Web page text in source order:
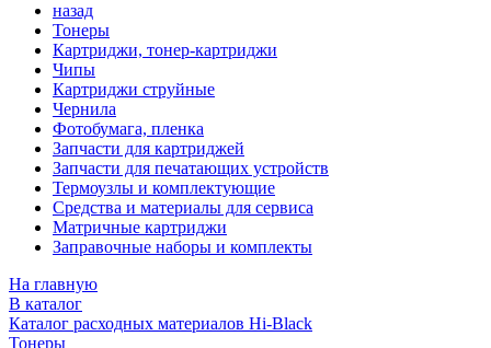
назад
Тонеры
Картриджи, тонер-картриджи
Чипы
Картриджи струйные
Чернила
Фотобумага, пленка
Запчасти для картриджей
Запчасти для печатающих устройств
Термоузлы и комплектующие
Средства и материалы для сервиса
Матричные картриджи
Заправочные наборы и комплекты
На главную
В каталог
Каталог расходных материалов Hi-Black
Тонеры